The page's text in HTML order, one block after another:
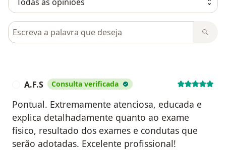
Pesquisar em opiniões
A.F.S Consulta verificada
Pontual. Extremamente atenciosa, educada e
explica detalhadamente quanto ao exame
físico, resultado dos exames e condutas que
serão adotadas. Excelente profissional!